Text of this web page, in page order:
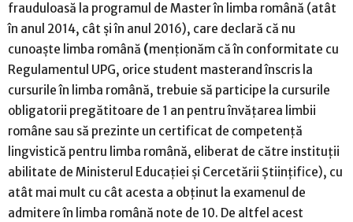
frauduloasă la programul de Master în limba română (atât
în anul 2014, cât şi în anul 2016), care declară că nu
cunoaşte limba română (menţionăm că în conformitate cu
Regulamentul UPG, orice student masterand înscris la
cursurile în limba română, trebuie să participe la cursurile
obligatorii pregătitoare de 1 an pentru învăţarea limbii
române sau să prezinte un certificat de competenţă
lingvistică pentru limba română, eliberat de către instituţii
abilitate de Ministerul Educaţiei şi Cercetării Ştiinţifice), cu
atât mai mult cu cât acesta a obţinut la examenul de
admitere în limba română note de 10. De altfel acest